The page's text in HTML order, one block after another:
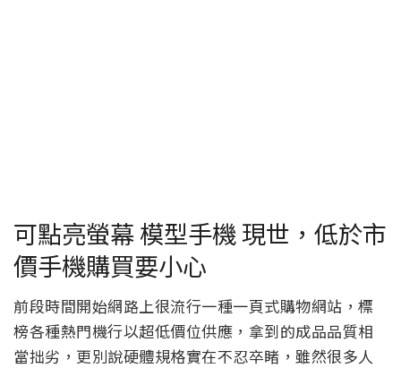
可點亮螢幕 模型手機 現世，低於市
價手機購買要小心
前段時間開始網路上很流行一種一頁式購物網站，標
榜各種熱門機行以超低價位供應，拿到的成品品質相
當拙劣，更別說硬體規格實在不忍卒睹，雖然很多人